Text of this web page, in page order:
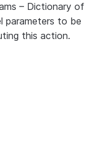
– Dictionary of
parameters to be
this action.